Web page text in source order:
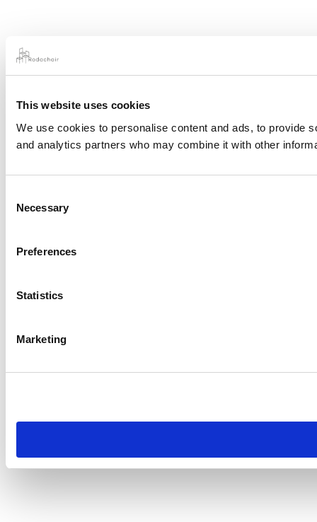
This website uses cookies
We use cookies to personalise content and ads, to provide
and analytics partners who may combine it with other
Selection
Necessary
Preferences
Statistics
Marketing